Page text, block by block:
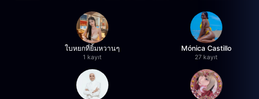
ใบหยกที่ยิ้มหวานๆ
1 kayıt
Mónica Castillo
27 kayıt